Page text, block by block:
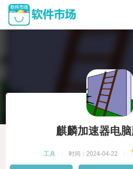
麒麟加速器电
工具 时间：2024-04-22